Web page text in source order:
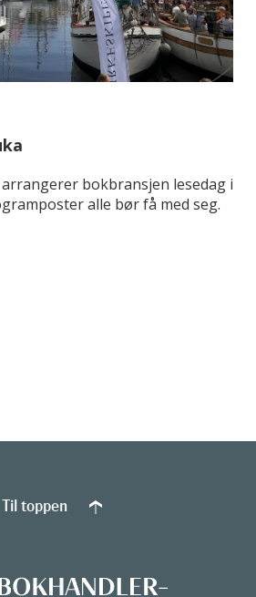
bokbransjen lesedag i
alle bør få med seg.
Til toppen